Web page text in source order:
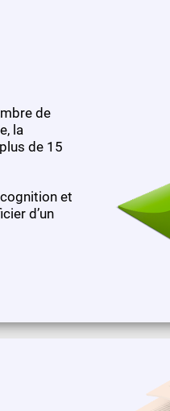
de
la
de 15
et
d’un